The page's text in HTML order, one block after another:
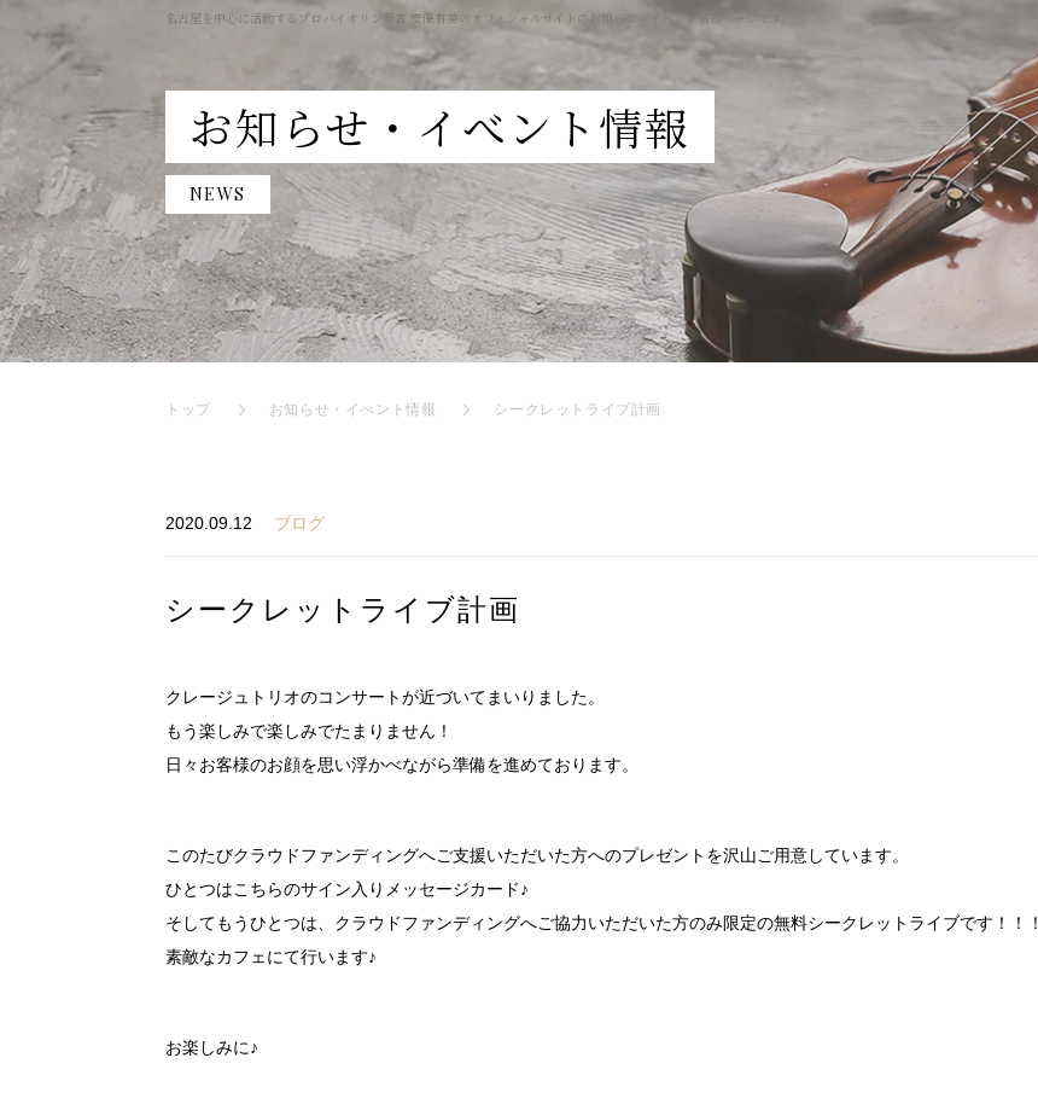
名古屋を中心に活動するプロバイオリン奏者 安保有美のオフィシャルサイトのお知らせ・イベント情報ページです。
お知らせ・イべント情報
NEWS
トップ お知らせ・イべント情報 シークレットライブ計画
2020.09.12 ブログ
シークレットライブ計画
クレージュトリオのコンサートが近づいてまいりました。
もう楽しみで楽しみでたまりません！
日々お客様のお顔を思い浮かべながら準備を進めております。
このたびクラウドファンディングへご支援いただいた方へのプレゼントを沢山ご用意しています。
ひとつはこちらのサイン入りメッセージカード♪
そしてもうひとつは、クラウドファンディングへご協力いただいた方のみ限定の無料シークレットライブです！！！
素敵なカフェにて行います♪
お楽しみに♪